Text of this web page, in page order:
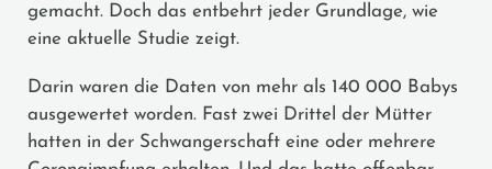
gemacht. Doch das entbehrt jeder Grundlage, wie
eine aktuelle Studie zeigt.
Darin waren die Daten von mehr als 140 000 Babys
ausgewertet worden. Fast zwei Drittel der Mütter
hatten in der Schwangerschaft eine oder mehrere